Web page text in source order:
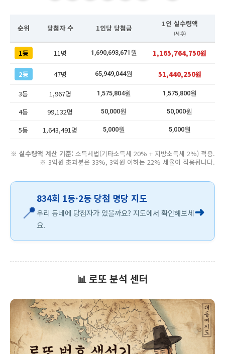
순위 당첨자 수 1인당 당첨금 1인 실수령액
(세후)
1등 11명 1,690,693,671원 1,165,764,750원
2등 47명 65,949,044원 51,440,250원
3등 1,967명 1,575,804원 1,575,800원
4등 99,132명 50,000원 50,000원
5등 1,643,491명 5,000원 5,000원
※ 실수령액 계산 기준: 소득세법(기타소득세 20% + 지방소득세 2%) 적용.
※ 3억원 초과분은 33%, 3억원 이하는 22% 세율이 적용됩니다.
📍
834회 1등·2등 당첨 명당 지도
우리 동네에 당첨자가 있을까요? 지도에서 확인해보세
요.
➜
📊 로또 분석 센터